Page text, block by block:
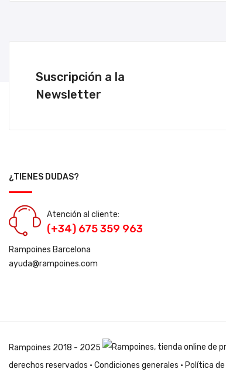
Suscripción a la
Newsletter
¿TIENES DUDAS?
Atención al cliente:
(+34) 675 359 963
Rampoines Barcelona
ayuda@rampoines.com
Rampoines 2018 - 2025
derechos reservados · Condiciones generales · Política